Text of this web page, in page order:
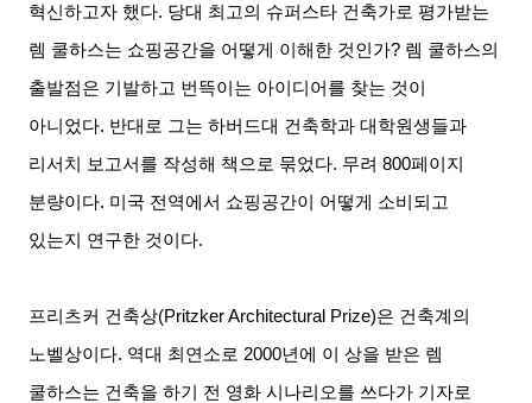
혁신하고자 했다. 당대 최고의 슈퍼스타 건축가로 평가받는
렘 쿨하스는 쇼핑공간을 어떻게 이해한 것인가? 렘 쿨하스의
출발점은 기발하고 번뜩이는 아이디어를 찾는 것이
아니었다. 반대로 그는 하버드대 건축학과 대학원생들과
리서치 보고서를 작성해 책으로 묶었다. 무려 800페이지
분량이다. 미국 전역에서 쇼핑공간이 어떻게 소비되고
있는지 연구한 것이다.
프리츠커 건축상(Pritzker Architectural Prize)은 건축계의
노벨상이다. 역대 최연소로 2000년에 이 상을 받은 렘
쿨하스는 건축을 하기 전 영화 시나리오를 쓰다가 기자로